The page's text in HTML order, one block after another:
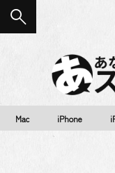
Mac iPhone